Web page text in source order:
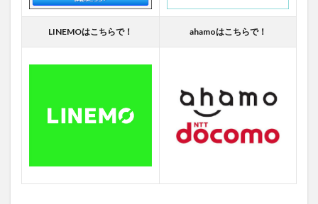
LINEMOはこちらで！ ahamoはこちらで！